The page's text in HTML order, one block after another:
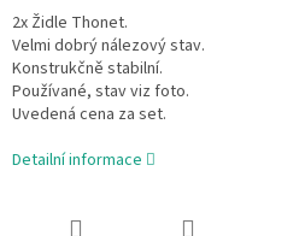
2x Židle Thonet.
Velmi dobrý nálezový stav.
Konstrukčně stabilní.
Používané, stav viz foto.
Uvedená cena za set.
Detailní informace